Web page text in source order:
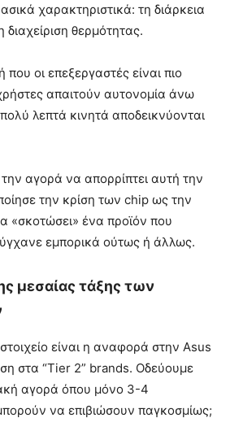
χαρακτηριστικά: τη διάρκεια
διαχείριση θερμότητας.
που οι επεξεργαστές είναι πιο
απαιτούν αυτονομία άνω
λεπτά κινητά αποδεικνύονται
αγορά να απορρίπτει αυτή την
την κρίση των chip ως την
«σκοτώσει» ένα προϊόν που
εμπορικά ούτως ή άλλως.
μεσαίας τάξης των
είναι η αναφορά στην Asus
στα “Tier 2” brands. Οδεύουμε
αγορά όπου μόνο 3-4
να επιβιώσουν παγκοσμίως;